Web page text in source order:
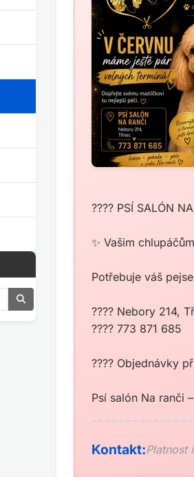
???? PSÍ SALÓN
✨ Vašim
Potřebuje váš
???? Nebory 214,
???? 773 871 685
???? Objednávky
Psí salón Na ranči
Kontakt:Platnost